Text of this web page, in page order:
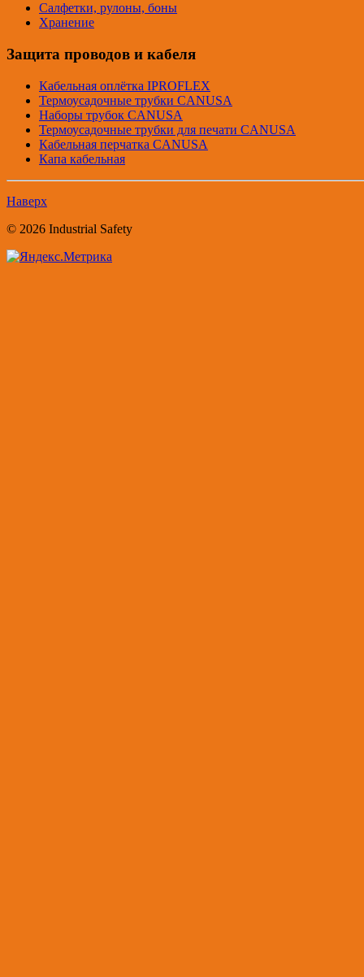
Салфетки, рулоны, боны
Хранение
Защита проводов и кабеля
Кабельная оплётка IPROFLEX
Термоусадочные трубки CANUSA
Наборы трубок CANUSA
Термоусадочные трубки для печати CANUSA
Кабельная перчатка CANUSA
Капа кабельная
Наверх
© 2026 Industrial Safety